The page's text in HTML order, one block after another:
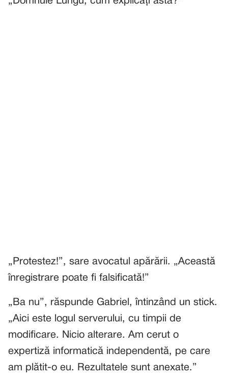
„Protestez!”, sare avocatul apărării. „Această
înregistrare poate fi falsificată!”
„Ba nu”, răspunde Gabriel, întinzând un stick.
„Aici este logul serverului, cu timpii de
modificare. Nicio alterare. Am cerut o
expertiză informatică independentă, pe care
am plătit-o eu. Rezultatele sunt anexate.”